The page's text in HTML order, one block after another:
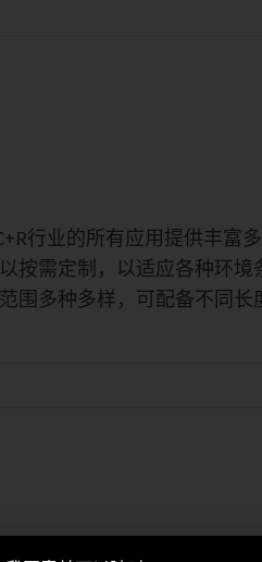
行业的所有应用提供丰富
按需定制，以适应各种环境
围多种多样，可配备不同长